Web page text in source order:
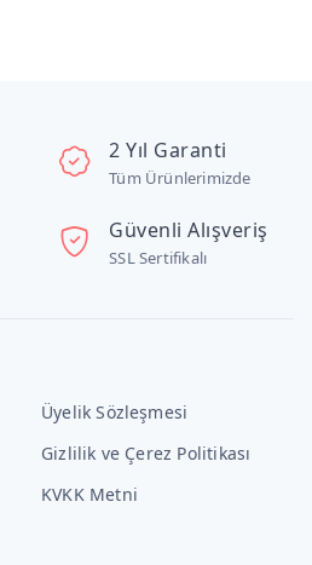
2 Yıl Garanti
Tüm Ürünlerimizde
Güvenli Alışveriş
SSL Sertifikalı
Üyelik Sözleşmesi
Gizlilik ve Çerez Politikası
KVKK Metni